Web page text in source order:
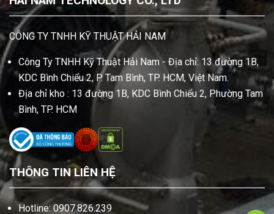
CÔNG TY TNHH KỸ THUẬT HẢI NAM
Công Ty TNHH Kỹ Thuật Hải Nam - Địa chỉ: 13 đường 1B,
KDC Bình Chiểu 2, P. Tam Bình, TP. HCM, Việt Nam.
Địa chỉ kho : 13 đường 1B, KDC Bình Chiểu 2, Phường Tam
Bình, TP. HCM
THÔNG TIN LIÊN HỆ
Hotline: 0907.826.239